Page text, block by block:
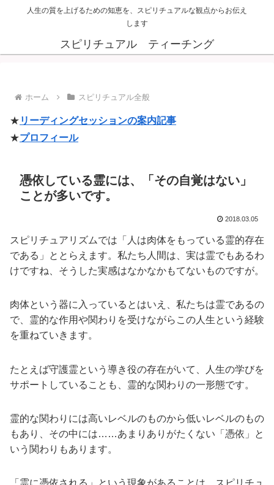
人生の質を上げるための知恵を、スピリチュアルな観点からお伝え
します
スピリチュアル ティーチング
ホーム スピリチュアル全般
★ リーディングセッションの案内記事
★プロフィール
憑依している霊には、「その自覚はない」
ことが多いです。
2018.03.05
スピリチュアリズムでは「人は肉体をもっている霊的存在
である」ととらえます。私たち人間は、実は霊でもあるわ
けですね、そうした実感はなかなかもてないものですが。
肉体という器に入っているとはいえ、私たちは霊であるの
で、霊的な作用や関わりを受けながらこの人生という経験
を重ねていきます。
たとえば守護霊という導き役の存在がいて、人生の学びを
サポートしていることも、霊的な関わりの一形態です。
霊的な関わりには高いレベルのものから低いレベルのもの
もあり、その中には……あまりありがたくない「憑依」と
いう関わりもあります。